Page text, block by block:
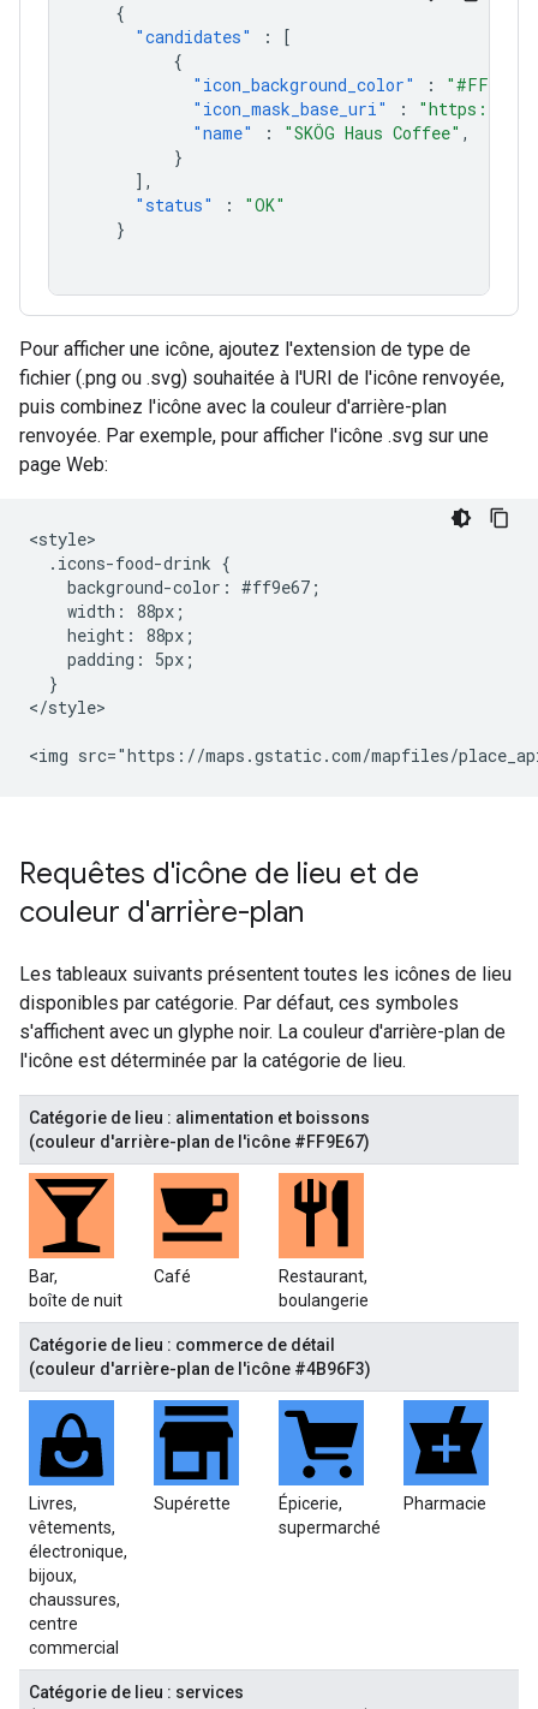
{
"candidates"
:
[
{
"icon_background_color"
:
"#FF9E67"
"icon_mask_base_uri"
:
"https://
"name"
: "SKÖG Haus Coffee" ,
}
],
"status"
:
"OK"
}
Pour afficher une icône, ajoutez l'extension de type de
fichier (.png ou .svg) souhaitée à l'URI de l'icône renvoyée,
puis combinez l'icône avec la couleur d'arrière-plan
renvoyée. Par exemple, pour afficher l'icône .svg sur une
page Web:
<style>
  .icons-food-drink {
    background-color: #ff9e67;
    width: 88px;
    height: 88px;
    padding: 5px;
  }
</style>
<img src="https://maps.gstatic.com/mapfiles/
Requêtes d'icône de lieu et de
couleur d'arrière-plan
Les tableaux suivants présentent toutes les icônes de lieu
disponibles par catégorie. Par défaut, ces symboles
s'affichent avec un glyphe noir. La couleur d'arrière-plan de
l'icône est déterminée par la catégorie de lieu.
Catégorie de lieu : alimentation et boissons
(couleur d'arrière-plan de l'icône #FF9E67)
Bar,
boîte de nuit
Café
Restaurant,
boulangerie
Catégorie de lieu : commerce de détail
(couleur d'arrière-plan de l'icône #4B96F3)
Livres,
vêtements,
électronique,
bijoux,
chaussures,
centre
commercial
Supérette
Épicerie,
supermarché
Pharmacie
Catégorie de lieu : services